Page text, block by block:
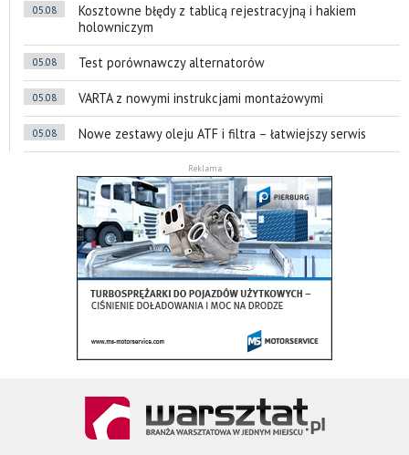
05.08
Kosztowne błędy z tablicą rejestracyjną i hakiem
holowniczym
05.08 Test porównawczy alternatorów
05.08 VARTA z nowymi instrukcjami montażowymi
05.08 Nowe zestawy oleju ATF i filtra – łatwiejszy serwis
Reklama